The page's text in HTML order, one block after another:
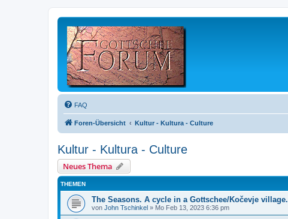
FAQ
Foren-Übersicht Kultur - Kultura - Culture
Kultur - Kultura - Culture
Neues Thema
THEMEN
The Seasons. A cycle in a Gottschee/Kočevje village.
von John Tschinkel » Mo Feb 13, 2023 6:36 pm